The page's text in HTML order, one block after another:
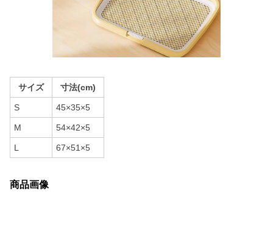
サイズ 寸法(cm)
S 45×35×5
M 54×42×5
L 67×51×5
商品画像